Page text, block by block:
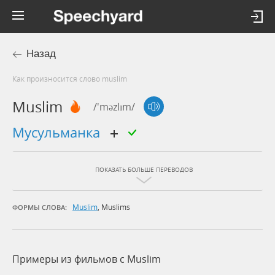
Назад
Как произносится слово muslim
Muslim /'məzlɪm/
мусульманка
ПОКАЗАТЬ БОЛЬШЕ ПЕРЕВОДОВ
ФОРМЫ СЛОВА: Muslim, Muslims
Примеры из фильмов c Muslim